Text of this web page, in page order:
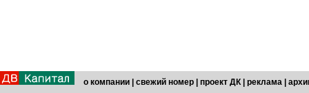
о компании свежий номер проект ДК реклама